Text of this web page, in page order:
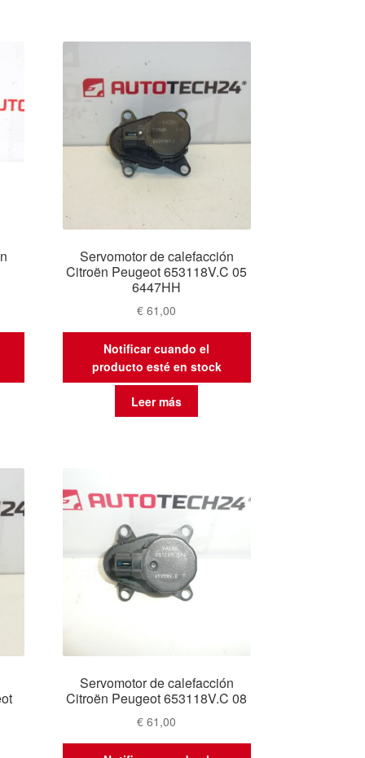
Servomotor de calefacción
Citroën Peugeot 653118V.C 05
6447HH
€ 61,00
Notificar cuando el
producto esté en stock
Leer más
Servomotor de calefacción
Citroën Peugeot 653118V.C 08
€ 61,00